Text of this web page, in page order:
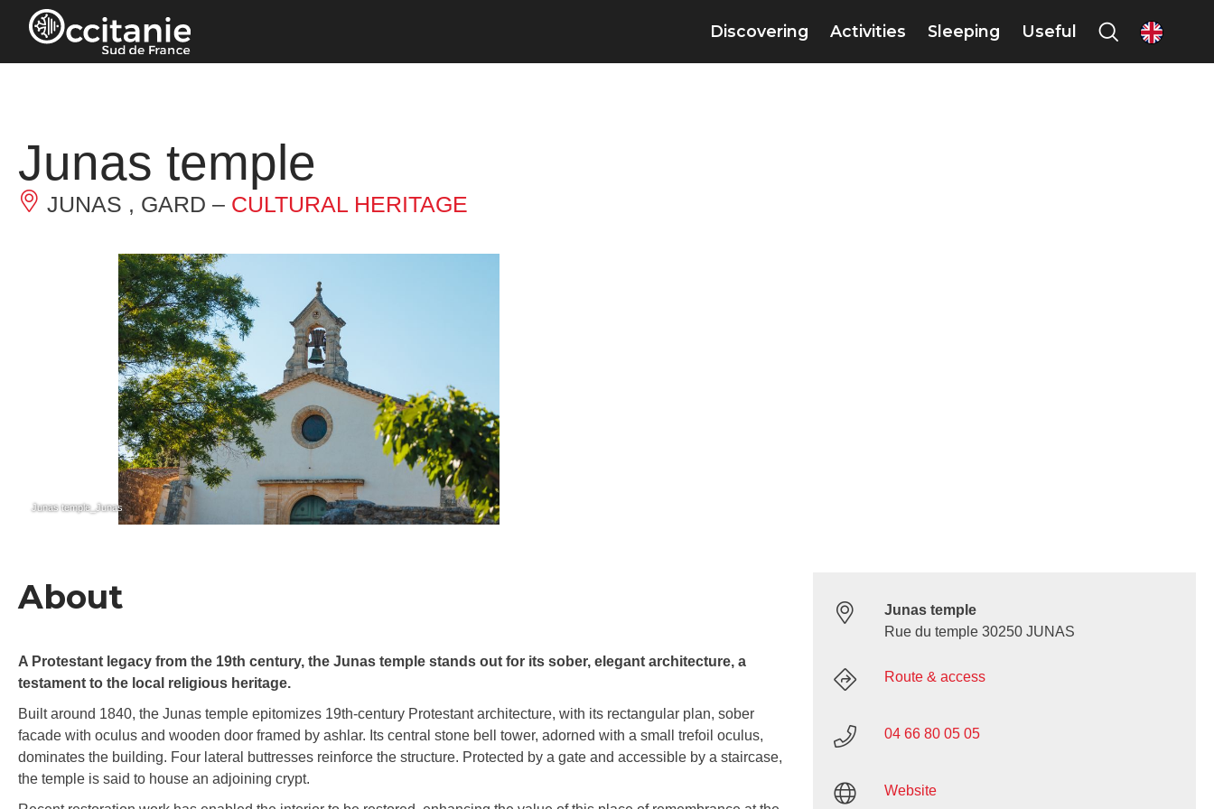
Cookies management panel
Discovering Activities Sleeping Useful en
Junas temple
JUNAS , GARD – CULTURAL HERITAGE
Junas temple_Junas
About
A Protestant legacy from the 19th century, the Junas temple stands out for its sober, elegant architecture, a
testament to the local religious heritage.
Built around 1840, the Junas temple epitomizes 19th-century Protestant architecture, with its rectangular plan, sober
facade with oculus and wooden door framed by ashlar. Its central stone bell tower, adorned with a small trefoil oculus,
dominates the building. Four lateral buttresses reinforce the structure. Protected by a gate and accessible by a staircase,
the temple is said to house an adjoining crypt.
Junas temple
Rue du temple 30250 JUNAS
Route & access
04 66 80 05 05
Website